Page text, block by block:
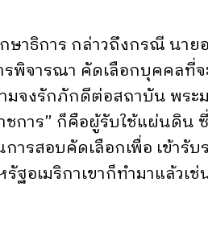
ษาธิการ กล่าวถึงกรณี นา
จารณา คัดเลือกบุคคลที่จ
มจงรักภักดีต่อสถาบัน พร
ชการ” ก็คือผู้รับใช้แผ่นดิน
รสอบคัดเลือกเพื่อ เข้ารับ
ฐอเมริกาเขาก็ทำมาแล้ว